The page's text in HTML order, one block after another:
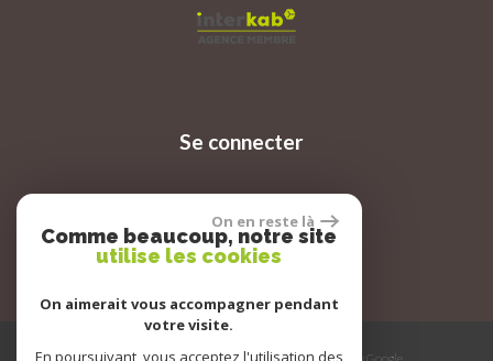
Se connecter
Espace propriétaire
On en reste là
Comme beaucoup, notre site
utilise les cookies
On aimerait vous accompagner pendant
votre visite.
En poursuivant, vous acceptez l'utilisation des